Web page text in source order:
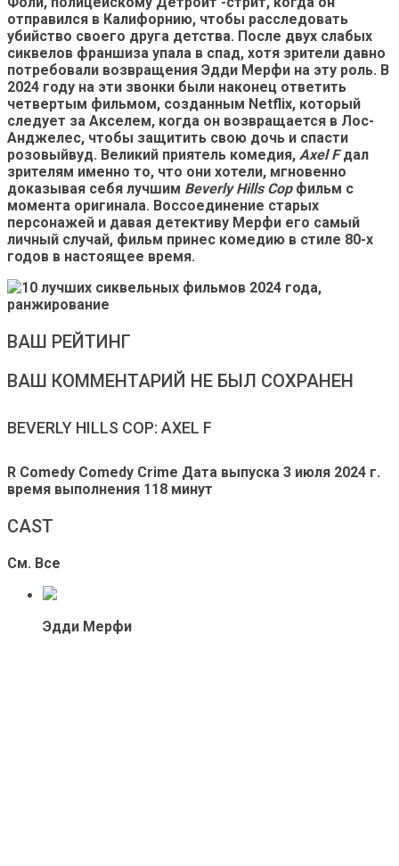
отправился в Калифорнию, чтобы расследовать
убийство своего друга детства. После двух слабых
сиквелов франшиза упала в спад, хотя зрители давно
потребовали возвращения Эдди Мерфи на эту роль. В
2024 году на эти звонки были наконец ответить
четвертым фильмом, созданным Netflix, который
следует за Акселем, когда он возвращается в Лос-
Анджелес, чтобы защитить свою дочь и спасти
розовыйвуд. Великий приятель комедия, Axel Fдал
зрителям именно то, что они хотели, мгновенно
доказывая себя лучшим Beverly Hills Cop фильм с
момента оригинала. Воссоединение старых
персонажей и давая детективу Мерфи его самый
личный случай, фильм принес комедию в стиле 80-х
годов в настоящее время.
ВАШ РЕЙТИНГ
ВАШ КОММЕНТАРИЙ НЕ БЫЛ СОХРАНЕН
BEVERLY HILLS COP: AXEL F
R Comedy Comedy Crime Дата выпуска 3 июля 2024 г.
время выполнения 118 минут
CAST
См. Все
Эдди Мерфи